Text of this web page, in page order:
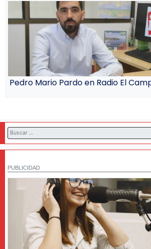
Pedro Mario Pardo en Radio El
PUBLICIDAD